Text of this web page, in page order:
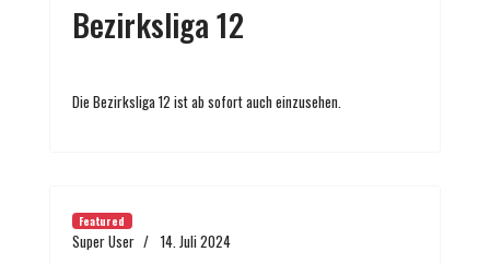
Bezirksliga 12
Die Bezirksliga 12 ist ab sofort auch einzusehen.
Featured
Super User 14. Juli 2024